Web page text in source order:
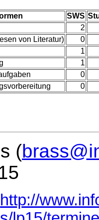
SWS
2
von Literatur)
0
1
1
0
0
(
http://